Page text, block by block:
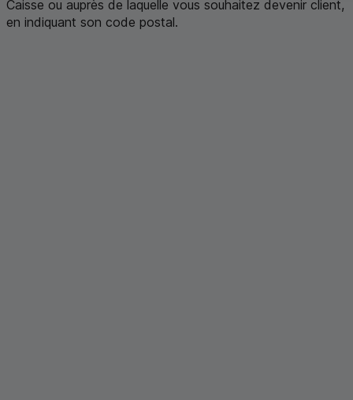
Caisse ou auprès de laquelle vous souhaitez devenir client,
en indiquant son code postal.